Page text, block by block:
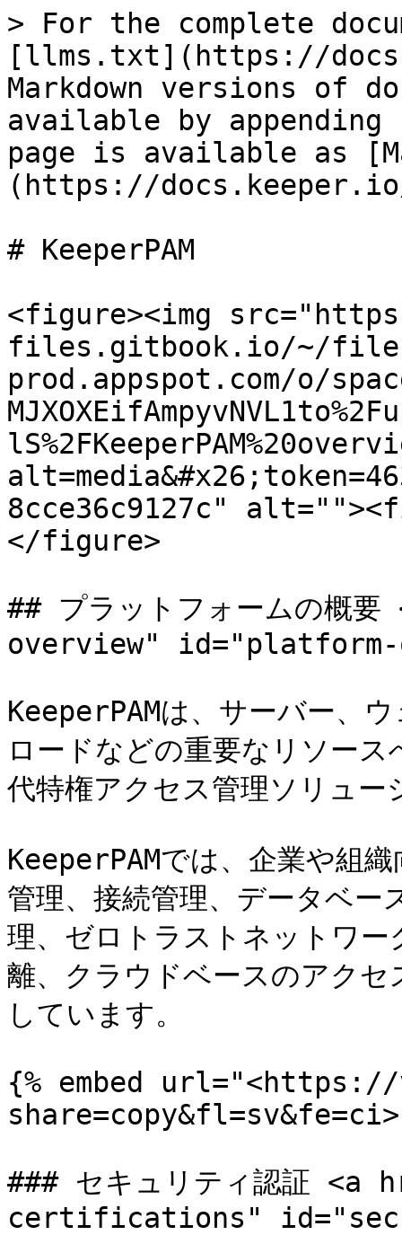
> For the complete
[llms.txt](https://
Markdown versions of
available by
page is available as
(https://docs.keeper.io/
# KeeperPAM
<figure><img
files.gitbook.io/~/
prod.appspot.com/o/
8cce36c9127c"
</figure>
## プラットフォームの
overview" id="platform-
KeeperPAMは、サーバー、
ロードなどの重要なリソー
代特権アクセス管理ソリュー
KeeperPAMでは、企業や組
管理、接続管理、データベー
理、ゼロトラストネットワ
離、クラウドベースのアク
しています。
{% embed url="<https://
### セキュリティ認証
certifications"